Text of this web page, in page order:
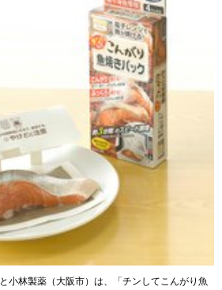
小林製薬（大阪市）は、「チンしてこんがり魚